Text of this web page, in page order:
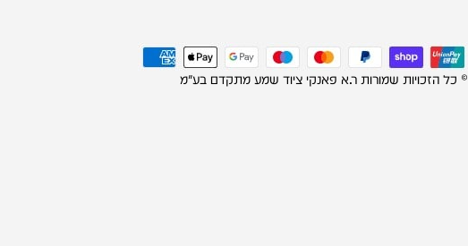
© כל הזכויות שמורות ר.א פאנקי ציוד שמע מתקדם בע"מ